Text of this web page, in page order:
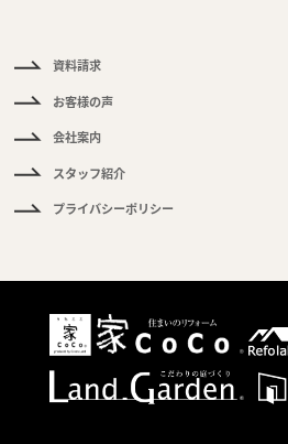
資料請求
お客様の声
会社案内
スタッフ紹介
プライバシーポリシー